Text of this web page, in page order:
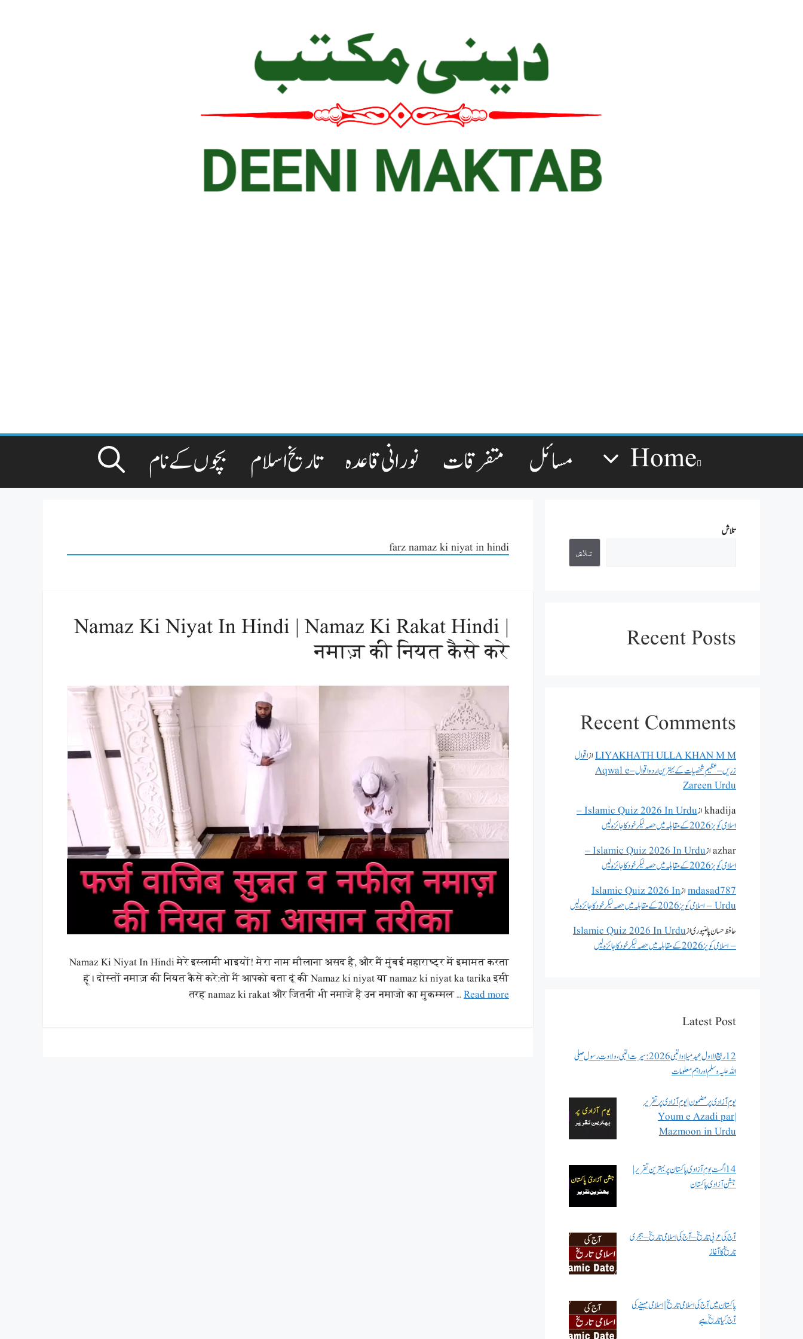
Home مسائل متفرقات نورانی قاعدہ تاریخ اسلام بچوں کے نام
farz namaz ki niyat in hindi
Namaz Ki Niyat In Hindi | Namaz Ki Rakat Hindi |
नमाज़ की नियत कैसे करे
Namaz Ki Niyat In Hindi मेरे इस्लामी भाइयों! मेरा नाम मौलाना असद है, और मैं मुंबई महाराष्ट्र में इमामत करता
हूं। दोस्तों नमाज़ की नियत कैसे करे:तो मैं आपको बता दूं की Namaz ki niyat या namaz ki niyat ka tarika इसी
तरह namaz ki rakat और जितनी भी नमाजे है उन नमाजो का मुकम्मल … Read more
تلاش
تلاش
Recent Posts
Recent Comments
LIYAKHATH ULLA KHAN M Mازاقوال
زریں – عظیم شخصیات کے بہترین اردو اقوال – Aqwal e
Zareen Urdu
khadijaاز
Islamic Quiz 2026 In Urdu –
اسلامی کویز 2026 کے مقابلہ میں حصہ لیکر خود کا جائزہ لیں
azharاز
Islamic Quiz 2026 In Urdu –
اسلامی کویز 2026 کے مقابلہ میں حصہ لیکر خود کا جائزہ لیں
mdasad787ازIslamic Quiz 2026 In
Urdu – اسلامی کویز 2026 کے مقابلہ میں حصہ لیکر خود کا جائزہ لیں
حافظ حسان پالنپوریازIslamic Quiz 2026 In Urdu
– اسلامی کویز 2026 کے مقابلہ میں حصہ لیکر خود کا جائزہ لیں
Latest Post
12 ربیع الاول عید میلاد النبی 2026: سیرت النبی، ولادتِ رسول صلی
اللہ علیہ وسلم اور اہم معلومات
یوم آزادی پر مضمون | یوم آزادی پر تقریر
| Youm e Azadi par
Mazmoon in Urdu
14 اگست یوم آزادی پاکستان پر بہترین تقریر |
جشن آزادی پاکستان
آج کی عربی تاریخ – آج کی اسلامی تاریخ – ہجری
تاریخ کا آغاز
پاکستان میں آج کی اسلامی تاریخ || اسلامی مہینے کی
آج کیا تاریخ ہے